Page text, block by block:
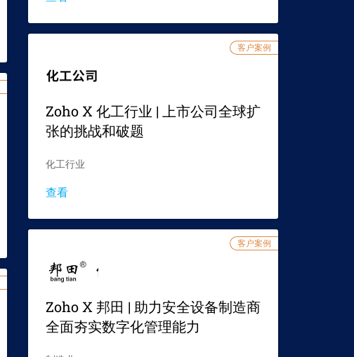
客户案例
Zoho X 化工行业 | 上市公司全球扩
张的挑战和破题
化工行业
查看
客户案例
Zoho X 邦田 | 助力安全设备制造商
全面夯实数字化管理能力